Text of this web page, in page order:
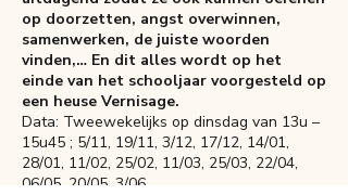
op doorzetten, angst overwinnen,
samenwerken, de juiste woorden
vinden,… En dit alles wordt op het
einde van het schooljaar voorgesteld op
een heuse Vernisage.
Data: Tweewekelijks op dinsdag van 13u –
15u45 ; 5/11, 19/11, 3/12, 17/12, 14/01,
28/01, 11/02, 25/02, 11/03, 25/03, 22/04,
06/05, 20/05, 3/06